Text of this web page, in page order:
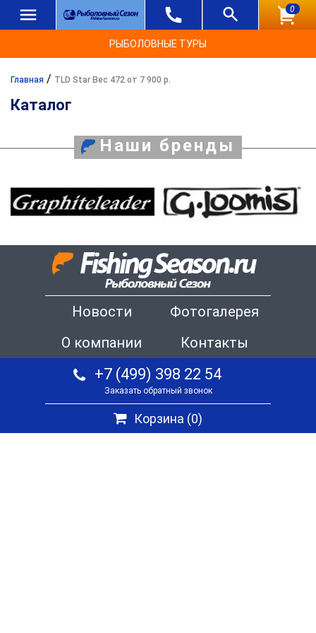
0
РЫБОЛОВНЫЕ ТУРЫ
Главная / TLD Star Вес 472 от 7 900 р.
Каталог
Наши бренды
Новости
Фотогалерея
О компании
Контакты
+7 (499) 398 22 54
Заказать обратный звонок
Корзина (0)